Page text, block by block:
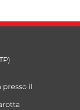
presso il